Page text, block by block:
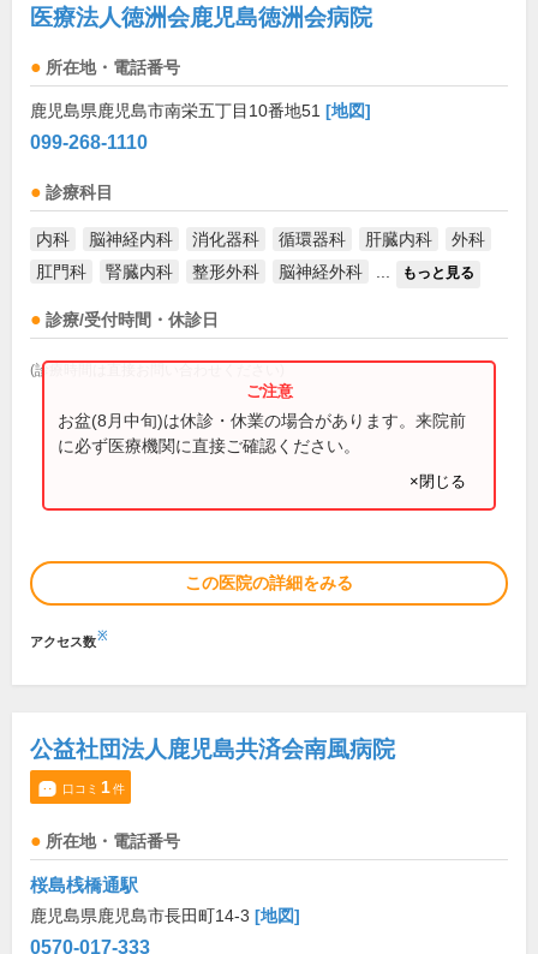
医療法人徳洲会鹿児島徳洲会病院
所在地・電話番号
鹿児島県鹿児島市南栄五丁目10番地51 [地図]
099-268-1110
診療科目
内科 脳神経内科 消化器科 循環器科 肝臓内科
外科
肛門科
腎臓内科 整形外科 脳神経外科 もっと見る
診療/受付時間・休診日
(診療時間は直接お問い合わせください)
お盆(8月中旬)は休診・休業の場合があります。来院前
に必ず医療機関に直接ご確認ください。
×閉じる
この医院の詳細をみる
アクセス数※
公益社団法人鹿児島共済会南風病院
口コミ 1件
所在地・電話番号
桜島桟橋通駅
鹿児島県鹿児島市長田町14-3 [地図]
0570-017-333